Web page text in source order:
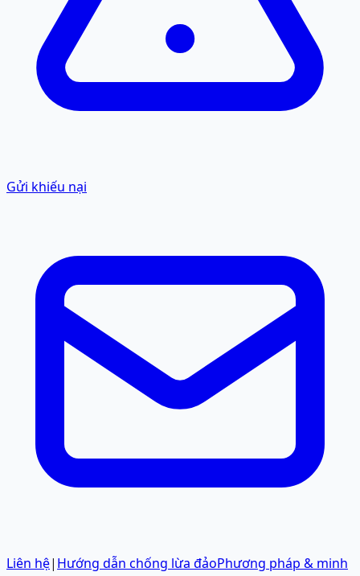
Gửi khiếu nại
Liên hệ| Hướng dẫn chống lừa đảoPhương pháp & minh